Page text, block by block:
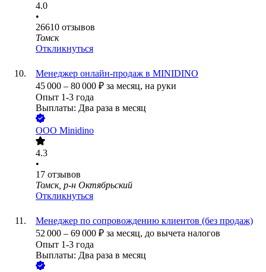
4.0
•
26610 отзывов
Томск
Откликнуться
Менеджер онлайн-продаж в MINIDINO
45 000 – 80 000 ₽ за месяц, на руки
Опыт 1-3 года
Выплаты: Два раза в месяц
ООО Minidino
4.3
•
17 отзывов
Томск, р-н Октябрьский
Откликнуться
Менеджер по сопровождению клиентов (без продаж)
52 000 – 69 000 ₽ за месяц, до вычета налогов
Опыт 1-3 года
Выплаты: Два раза в месяц